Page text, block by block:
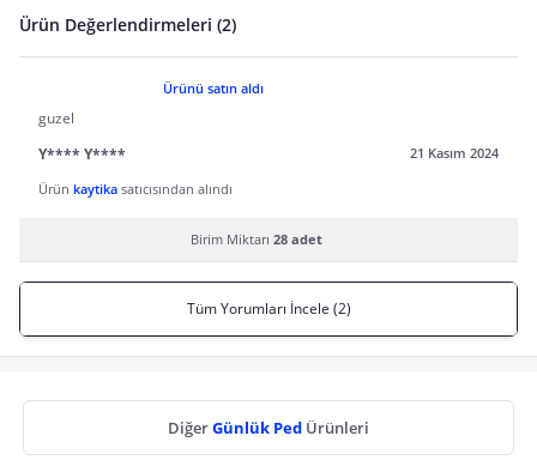
Ürün Değerlendirmeleri (2)
Ürünü satın aldı
guzel
Y**** Y****
21 Kasım 2024
Ürün kaytika satıcısından alındı
Birim Miktarı 28 adet
Tüm Yorumları İncele (2)
DiğerGünlük Ped Ürünleri